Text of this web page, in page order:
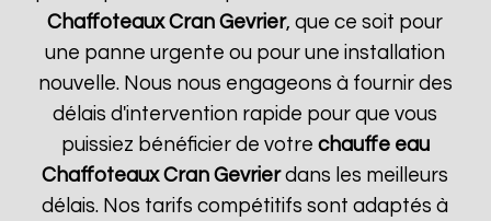
Chaffoteaux Cran Gevrier, que ce soit pour
une panne urgente ou pour une installation
nouvelle. Nous nous engageons à fournir des
délais d'intervention rapide pour que vous
puissiez bénéficier de votre chauffe eau
Chaffoteaux Cran Gevrierdans les meilleurs
délais. Nos tarifs compétitifs sont adaptés à